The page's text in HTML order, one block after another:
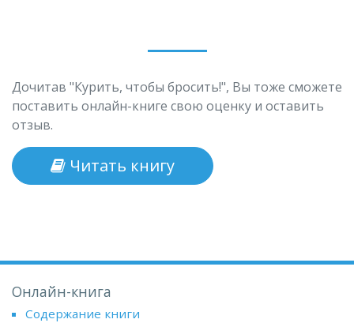
Дочитав "Курить, чтобы бросить!", Вы тоже сможете
поставить онлайн-книге свою оценку и оставить
отзыв.
Читать книгу
Онлайн-книга
Содержание книги